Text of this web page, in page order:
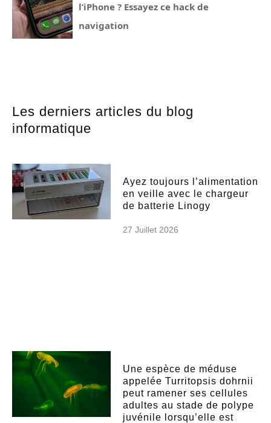
l’iPhone ? Essayez ce hack de
navigation
Les derniers articles du blog
informatique
Ayez toujours l’alimentation
en veille avec le chargeur
de batterie Linogy
27 Juillet 2026
Une espèce de méduse
appelée Turritopsis dohrnii
peut ramener ses cellules
adultes au stade de polype
juvénile lorsqu’elle est